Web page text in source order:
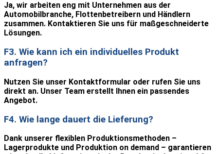
Ja, wir arbeiten eng mit Unternehmen aus der
Automobilbranche, Flottenbetreibern und Händlern
zusammen. Kontaktieren Sie uns für maßgeschneiderte
Lösungen.
F3. Wie kann ich ein individuelles Produkt
anfragen?
Nutzen Sie unser Kontaktformular oder rufen Sie uns
direkt an. Unser Team erstellt Ihnen ein passendes
Angebot.
F4. Wie lange dauert die Lieferung?
Dank unserer flexiblen Produktionsmethoden –
Lagerprodukte und Produktion on demand – garantieren